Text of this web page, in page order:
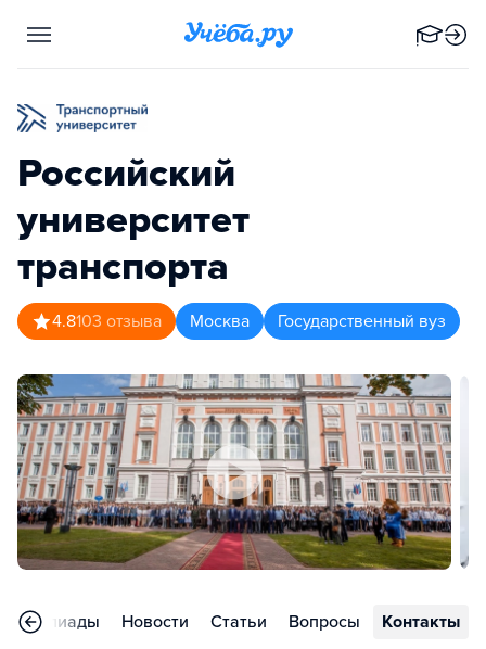
Российский
университет
транспорта
4.8103 отзыва Москва Государственный вуз
Олимпиады Новости Статьи Вопросы Контакты